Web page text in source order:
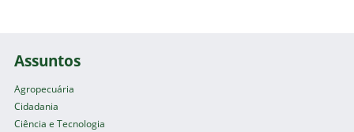
Assuntos
Agropecuária
Cidadania
Ciência e Tecnologia